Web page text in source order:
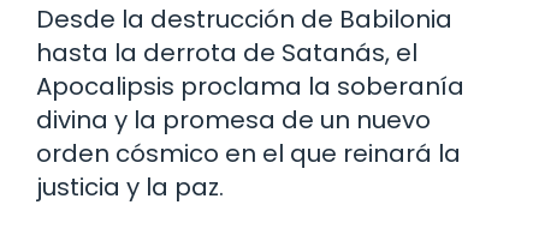
Desde la destrucción de Babilonia
hasta la derrota de Satanás, el
Apocalipsis proclama la soberanía
divina y la promesa de un nuevo
orden cósmico en el que reinará la
justicia y la paz.